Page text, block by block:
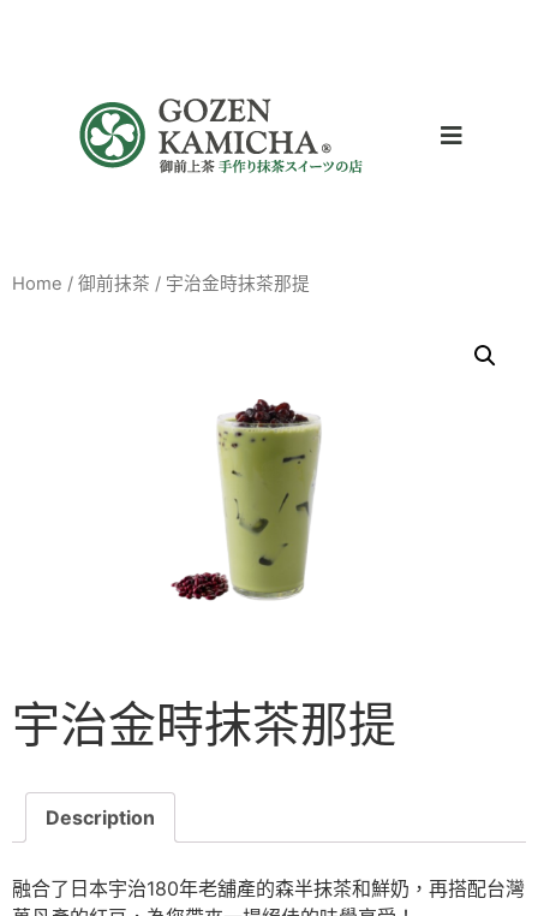
Home / 御前抹茶 / 宇治金時抹茶那提
宇治金時抹茶那提
Description
融合了日本宇治180年老舖產的森半抹茶和鮮奶，再搭配台灣